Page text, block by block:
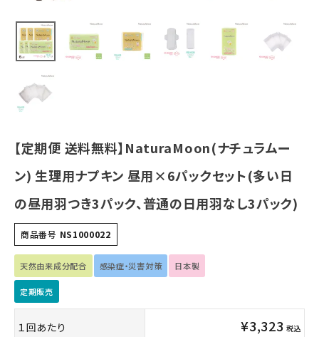
ホーム
新商品
カテゴリーから探す
日用品雑貨
フェムケア
インナー・下着・ナイトウェア
キッズ・ベビー・マタニティ
【定期便 送料無料】NaturaMoon(ナチュラムー
ン) 生理用ナプキン 昼用×6パックセット(多い日
の昼用羽つき3パック、普通の日用羽なし3パック)
商品番号 NS1000022
天然由来成分配合 感染症・災害対策 日本製
定期販売
１回あたり ¥3,323 税込